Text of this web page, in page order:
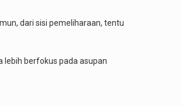
dari sisi pemeliharaan, tentu
lebih berfokus pada asupan